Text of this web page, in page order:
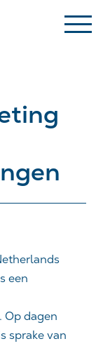
een
Op dagen
sprake van